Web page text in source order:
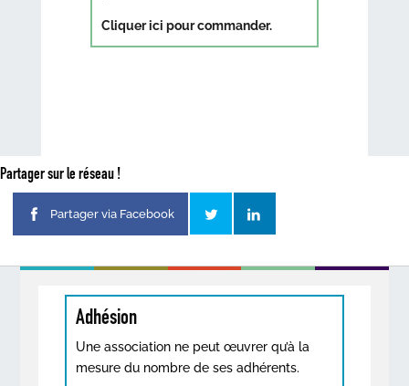
Cliquer ici pour commander.
Partager sur le réseau !
Partager via Facebook
Adhésion
Une association ne peut œuvrer qu’à la
mesure du nombre de ses adhérents.